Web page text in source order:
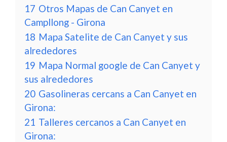
17 Otros Mapas de Can Canyet en
Campllong - Girona
18 Mapa Satelite de Can Canyet y sus
alrededores
19 Mapa Normal google de Can Canyet y
sus alrededores
20 Gasolineras cercans a Can Canyet en
Girona:
21 Talleres cercanos a Can Canyet en
Girona: